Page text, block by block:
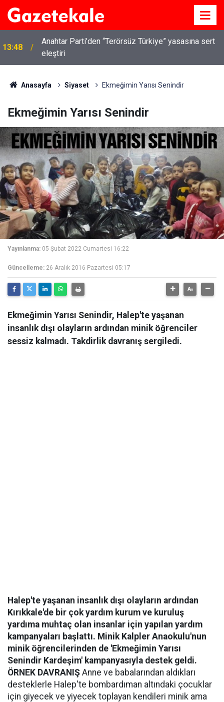
13:48
Anahtar Parti’den “Terörsüz Türkiye” yasasına sert
eleştiri
Anasayfa Siyaset Ekmeğimin Yarısı Senindir
Ekmeğimin Yarısı Senindir
Yayınlanma: 05 Şubat 2022 Cumartesi 16:22
Güncelleme: 26 Aralık 2016 Pazartesi 05:17
Ekmeğimin Yarısı Senindir, Halep'te yaşanan
insanlık dışı olayların ardından minik öğrenciler
sessiz kalmadı. Takdirlik davranış sergiledi.
Halep'te yaşanan insanlık dışı olayların ardından
Kırıkkale'de bir çok yardım kurum ve kuruluş
yardıma muhtaç olan insanlar için yapılan yardım
kampanyaları başlattı. Minik Kalpler Anaokulu'nun
minik öğrencilerinden de 'Ekmeğimin Yarısı
Senindir Kardeşim' kampanyasıyla destek geldi.
ÖRNEK DAVRANIŞ Anne ve babalarından aldıkları
desteklerle Halep'te bombardıman altındaki çocuklar
için giyecek ve yiyecek toplayan kendileri minik ama